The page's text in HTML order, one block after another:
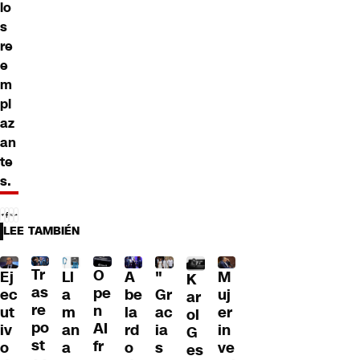
lo
s
re
e
m
pl
az
an
te
s.
LEE TAMBIÉN
Ej
ec
ut
iv
o
Tr
as
re
po
st
Ll
a
m
an
a
O
pe
n
AI
fr
A
be
la
rd
o
"
Gr
ac
ia
s
K
ar
ol
G
es
M
uj
er
in
ve